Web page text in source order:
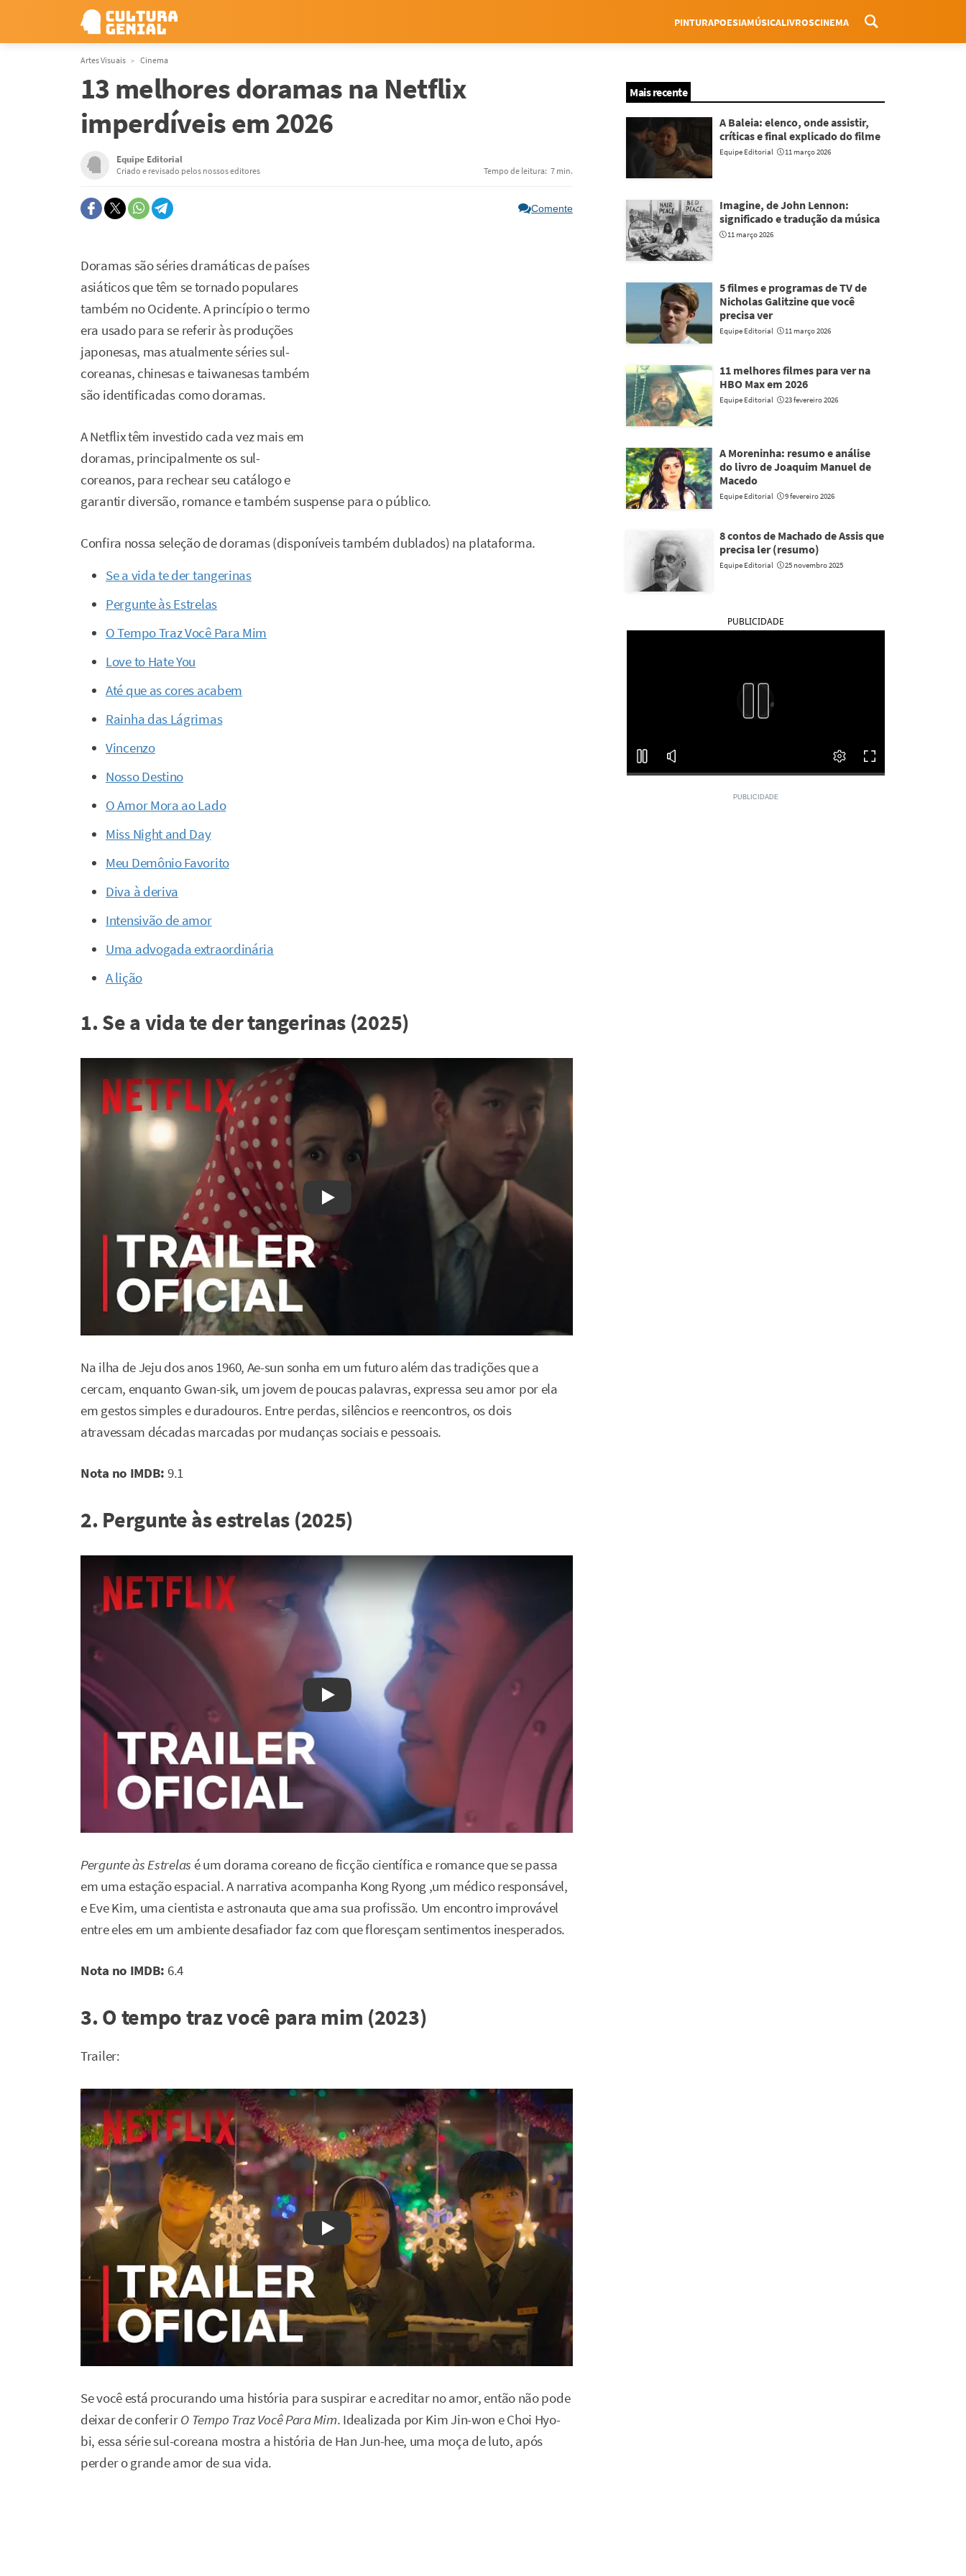
Menu
PINTURAPOESIAMÚSICALIVROSCINEMA
Artes Visuais Cinema
13 melhores doramas na Netflix
imperdíveis em 2026
Equipe Editorial
Criado e revisado pelos nossos editores Tempo de leitura: 7 min.
Comente
Doramas são séries dramáticas de países
asiáticos que têm se tornado populares
também no Ocidente. A princípio o termo
era usado para se referir às produções
japonesas, mas atualmente séries sul-
coreanas, chinesas e taiwanesas também
são identificadas como doramas.
A Netflix têm investido cada vez mais em
doramas, principalmente os sul-
coreanos, para rechear seu catálogo e
garantir diversão, romance e também suspense para o público.
Confira nossa seleção de doramas (disponíveis também dublados) na plataforma.
Se a vida te der tangerinas
Pergunte às Estrelas
O Tempo Traz Você Para Mim
Love to Hate You
Até que as cores acabem
Rainha das Lágrimas
Vincenzo
Nosso Destino
O Amor Mora ao Lado
Miss Night and Day
Meu Demônio Favorito
Diva à deriva
Intensivão de amor
Uma advogada extraordinária
A lição
1. Se a vida te der tangerinas (2025)
Watch on YouTube
Na ilha de Jeju dos anos 1960, Ae-sun sonha em um futuro além das tradições que a
cercam, enquanto Gwan-sik, um jovem de poucas palavras, expressa seu amor por ela
em gestos simples e duradouros. Entre perdas, silêncios e reencontros, os dois
atravessam décadas marcadas por mudanças sociais e pessoais.
Nota no IMDB: 9.1
2. Pergunte às estrelas (2025)
Watch on YouTube
Pergunte às Estrelas é um dorama coreano de ficção científica e romance que se passa
em uma estação espacial. A narrativa acompanha Kong Ryong ,um médico responsável,
e Eve Kim, uma cientista e astronauta que ama sua profissão. Um encontro improvável
entre eles em um ambiente desafiador faz com que floresçam sentimentos inesperados.
Nota no IMDB: 6.4
3. O tempo traz você para mim (2023)
Trailer:
Watch on YouTube
Se você está procurando uma história para suspirar e acreditar no amor, então não pode
deixar de conferirO Tempo Traz Você Para Mim. Idealizada por Kim Jin-won e Choi Hyo-
bi, essa série sul-coreana mostra a história de Han Jun-hee, uma moça de luto, após
perder o grande amor de sua vida.
Mais recente
A Baleia: elenco, onde assistir,
críticas e final explicado do filme
Equipe Editorial 11 março 2026
Imagine, de John Lennon:
significado e tradução da música
11 março 2026
5 filmes e programas de TV de
Nicholas Galitzine que você
precisa ver
Equipe Editorial 11 março 2026
11 melhores filmes para ver na
HBO Max em 2026
Equipe Editorial 23 fevereiro 2026
A Moreninha: resumo e análise
do livro de Joaquim Manuel de
Macedo
Equipe Editorial 9 fevereiro 2026
8 contos de Machado de Assis que
precisa ler (resumo)
Equipe Editorial 25 novembro 2025
PUBLICIDADE